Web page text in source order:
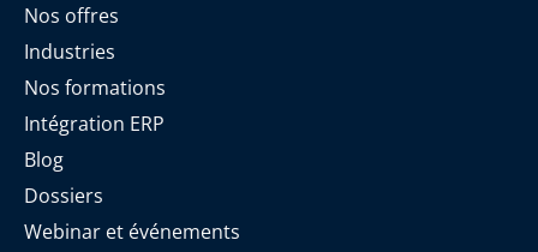
Nos offres
Industries
Nos formations
Intégration ERP
Blog
Dossiers
Webinar et événements